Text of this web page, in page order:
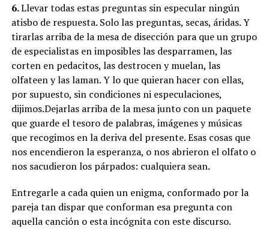
6.Llevar todas estas preguntas sin especular ningún
atisbo de respuesta. Solo las preguntas, secas, áridas. Y
tirarlas arriba de la mesa de disección para que un grupo
de especialistas en imposibles las desparramen, las
corten en pedacitos, las destrocen y muelan, las
olfateen y las laman. Y lo que quieran hacer con ellas,
por supuesto, sin condiciones ni especulaciones,
dijimos.Dejarlas arriba de la mesa junto con un paquete
que guarde el tesoro de palabras, imágenes y músicas
que recogimos en la deriva del presente. Esas cosas que
nos encendieron la esperanza, o nos abrieron el olfato o
nos sacudieron los párpados: cualquiera sean.
Entregarle a cada quien un enigma, conformado por la
pareja tan dispar que conforman esa pregunta con
aquella canción o esta incógnita con este discurso.